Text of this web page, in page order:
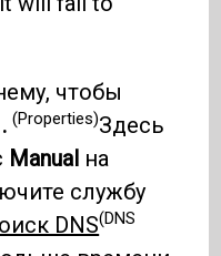
чтобы
.(Properties)Здесь
Manual на
службу
DNS(DNS